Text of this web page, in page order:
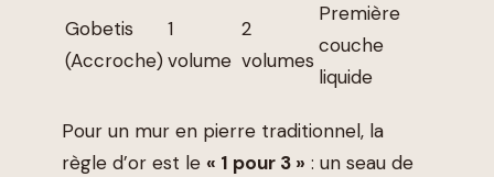
Gobetis
(Accroche)
1
volume
2
volumes
Première
couche
liquide
Pour un mur en pierre traditionnel, la
règle d’or est le « 1 pour 3 » : un seau de